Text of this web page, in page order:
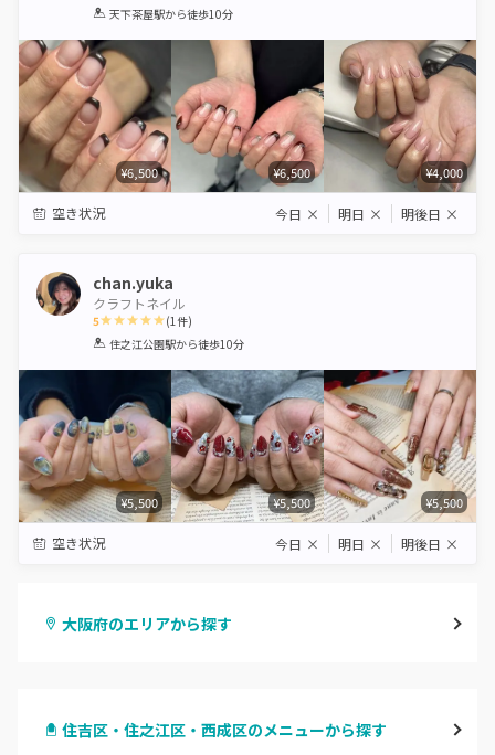
1 2 3 4 5
天下茶屋駅から徒歩10分
¥6,500 ¥6,500 ¥4,000
空き状況 今日 × 明日 × 明後日 ×
chan.yuka
クラフトネイル
5
1 2 3 4 5
(1件)
住之江公園駅から徒歩10分
¥5,500 ¥5,500 ¥5,500
空き状況 今日 × 明日 × 明後日 ×
大阪府のエリアから探す
心斎橋・南船場・アメ村
住吉区・住之江区・西成区のメニューから探す